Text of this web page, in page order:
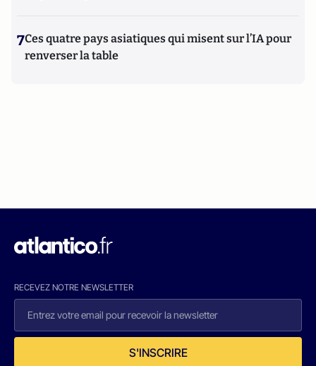
7Ces quatre pays asiatiques qui misent sur l’IA pour
renverser la table
RECEVEZ NOTRE NEWSLETTER
S'INSCRIRE